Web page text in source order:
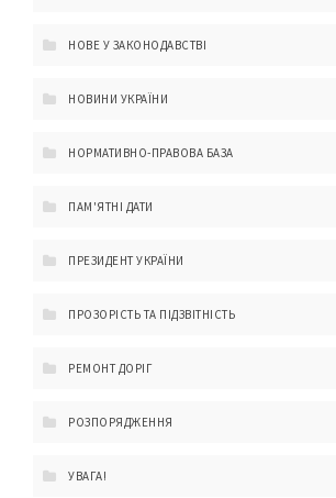
НОВЕ У ЗАКОНОДАВСТВІ
НОВИНИ УКРАЇНИ
НОРМАТИВНО-ПРАВОВА БАЗА
ПАМ'ЯТНІ ДАТИ
ПРЕЗИДЕНТ УКРАЇНИ
ПРОЗОРІСТЬ ТА ПІДЗВІТНІСТЬ
РЕМОНТ ДОРІГ
РОЗПОРЯДЖЕННЯ
УВАГА!